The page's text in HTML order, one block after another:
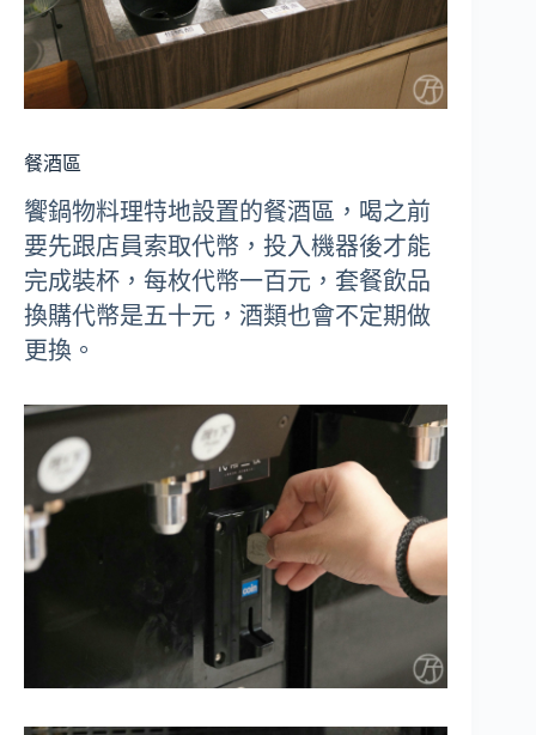
餐酒區
饗鍋物料理特地設置的餐酒區， 喝之前
要先跟店員索取代幣，投入機器後才能
完成裝杯，每枚代幣一百元，套餐飲品
換購代幣是五十元，酒類也會不定期做
更換 。